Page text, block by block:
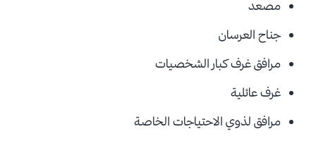
مصعد
جناح العرسان
مرافق غرف كبار الشخصيات
غرف عائلية
مرافق لذوي الاحتياجات الخاصة